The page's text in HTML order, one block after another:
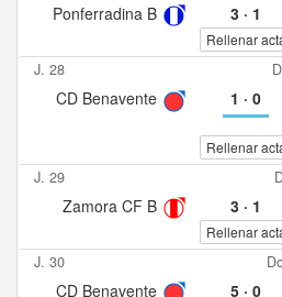
Ponferradina B 3· 1
Rellenar
J. 28
CD Benavente 1 · 0
Rellenar
J. 29
Zamora CF B 3· 1
Rellenar
J. 30
CD Benavente 5· 0